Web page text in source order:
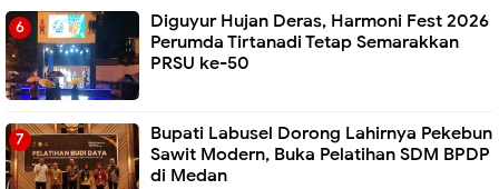
Diguyur Hujan Deras, Harmoni Fest 2026
Perumda Tirtanadi Tetap Semarakkan
PRSU ke-50
Bupati Labusel Dorong Lahirnya Pekebun
Sawit Modern, Buka Pelatihan SDM BPDP
di Medan